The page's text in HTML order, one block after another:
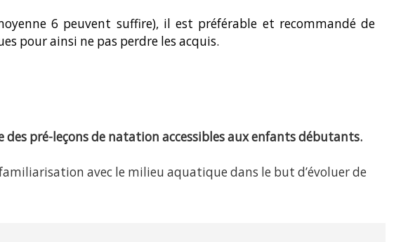
6 peuvent suffire), il est préférable et recommandé de
pour ainsi ne pas perdre les acquis.
des pré-leçons de natation accessibles aux enfants débutants.
avec le milieu aquatiquedans le but d’évoluer de